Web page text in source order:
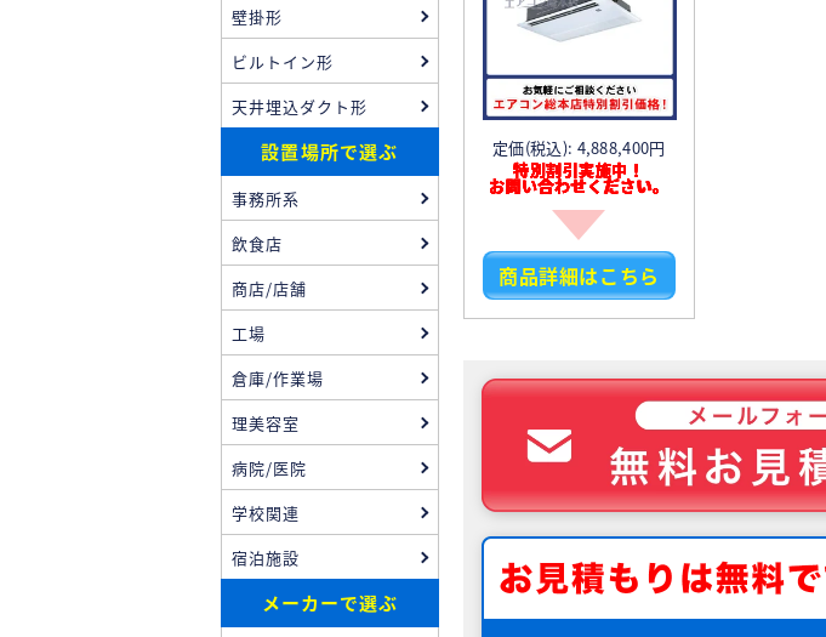
定価(税込): 4,888,400円
特別割引実施中！
お問い合わせください。
商品詳細はこちら
壁掛形
ビルトイン形
天井埋込ダクト形
設置場所で選ぶ
事務所系
飲食店
商店/店舗
工場
倉庫/作業場
理美容室
病院/医院
学校関連
宿泊施設
メーカーで選ぶ